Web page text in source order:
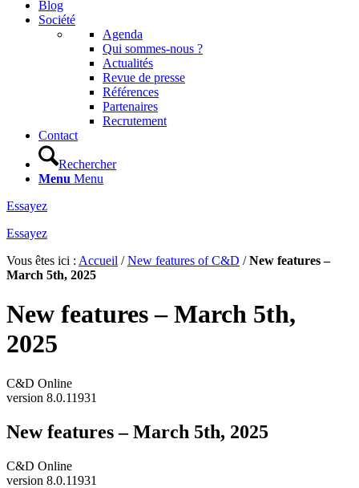
Blog
Société
Agenda
Qui sommes-nous ?
Actualités
Revue de presse
Références
Partenaires
Recrutement
Contact
Rechercher
Menu Menu
Essayez
Essayez
Vous êtes ici : Accueil /New features of C&D /New features –
March 5th, 2025
New features – March 5th,
2025
C&D Online
version 8.0.11931
New features – March 5th, 2025
C&D Online
version 8.0.11931